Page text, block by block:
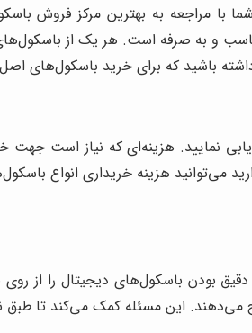
با مراجعه به بهترین مرکز فروش
و به صرفه است. هر یک از
باشید که برای خرید باسکول‌های اصل
نمایید. هزینه‌ای که نیاز است
می‌توانید هزینه خریداری انواع
بودن باسکول‌های دیجیتال را از روی
این مسئله کمک می‌کند تا طبق